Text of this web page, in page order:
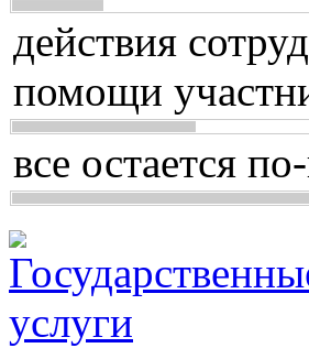
действия
помощи
все остается